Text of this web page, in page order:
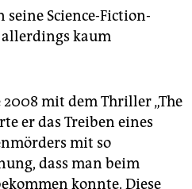
Science-Fiction-
kaum
mit dem Thriller „The
er das Treiben eines
mit so
dass man beim
konnte. Diese